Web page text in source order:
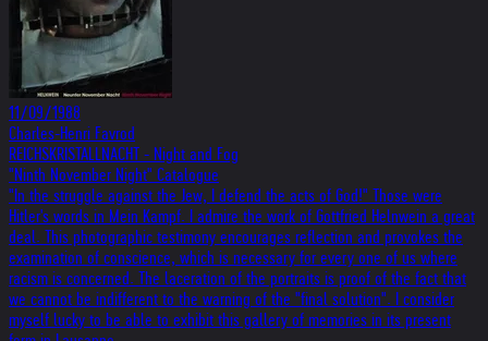
11/09/1988
Charles-Henri Favrod
REICHSKRISTALLNACHT - Night and Fog
"Ninth November Night" Catalogue
"In the struggle against the Jew, I defend the acts of God!" Those were
Hitler's words in Mein Kampf. I admire the work of Gottfried Helnwein a great
deal. This photographic testimony encourages reflection and provokes the
examination of conscience, which is necessary for every one of us where
racism is concerned. The laceration of the portraits is proof of the fact that
we cannot be indifferent to the warning of the "final solution". I consider
myself lucky to be able to exhibit this gallery of memories in its present